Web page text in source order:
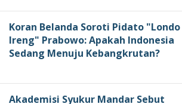
Koran Belanda Soroti Pidato "Londo
Ireng" Prabowo: Apakah Indonesia
Sedang Menuju Kebangkrutan?
Akademisi Syukur Mandar Sebut